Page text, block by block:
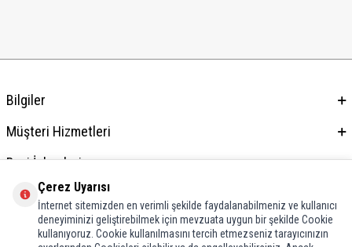
Bilgiler
Müşteri Hizmetleri
Bayi İşlemleri
Adres & İletişim
Çerez Uyarısı
İnternet sitemizden en verimli şekilde faydalanabilmeniz ve kullanıcı
deneyiminizi geliştirebilmek için mevzuata uygun bir şekilde Cookie
kullanıyoruz. Cookie kullanılmasını tercih etmezseniz tarayıcınızın